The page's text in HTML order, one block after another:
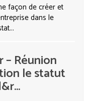
façon de créer et
dans le
– Réunion
le statut